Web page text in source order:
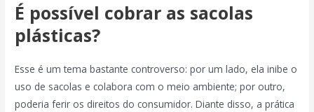
É possível cobrar as sacolas
plásticas?
Esse é um tema bastante controverso: por um lado, ela inibe o
uso de sacolas e colabora com o meio ambiente; por outro,
poderia ferir os direitos do consumidor. Diante disso, a prática